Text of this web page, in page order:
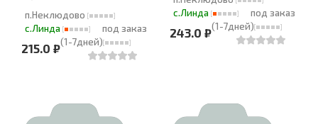
п.Неклюдово
с.Линда
под заказ
(1-7дней)
215.0 ₽
с.Линда
под заказ
(1-7дней)
243.0 ₽